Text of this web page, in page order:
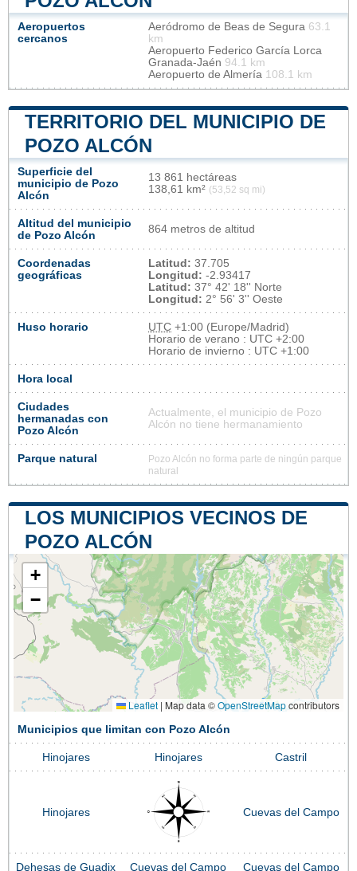
Aeropuertos
cercanos
Aeródromo de Beas de Segura 63.1
km
Aeropuerto Federico García Lorca
Granada-Jaén 94.1 km
Aeropuerto de Almería 108.1 km
TERRITORIO DEL MUNICIPIO DE
POZO ALCÓN
Superficie del
municipio de Pozo
Alcón
13 861 hectáreas
138,61 km² (53,52 sq mi)
Altitud del municipio
de Pozo Alcón
864 metros de altitud
Coordenadas
geográficas
Latitud: 37.705
Longitud: -2.93417
Latitud: 37° 42' 18'' Norte
Longitud: 2° 56' 3'' Oeste
Huso horario UTC +1:00 (Europe/Madrid)
Horario de verano : UTC +2:00
Horario de invierno : UTC +1:00
Hora local
Ciudades
hermanadas con
Pozo Alcón
Actualmente, el municipio de Pozo
Alcón no tiene hermanamiento
Parque natural
Pozo Alcón no forma parte de ningún parque
natural
LOS MUNICIPIOS VECINOS DE
POZO ALCÓN
+
−
Leaflet | Map data ©OpenStreetMapcontributors
Municipios que limitan con Pozo Alcón
Hinojares Hinojares Castril
Hinojares Cuevas del Campo
Dehesas de Guadix Cuevas del Campo Cuevas del Campo